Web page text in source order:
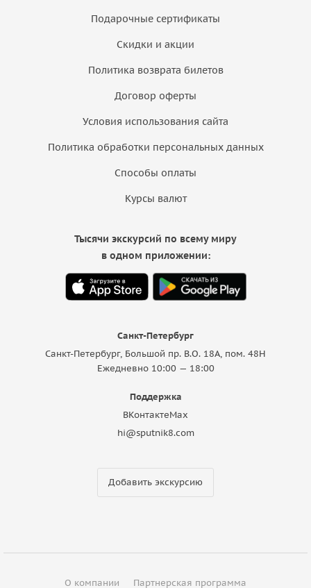
Подарочные сертификаты
Скидки и акции
Политика возврата билетов
Договор оферты
Условия использования сайта
Политика обработки персональных данных
Способы оплаты
Курсы валют
Санкт-Петербург
Санкт-Петербург, Большой пр. В.О. 18A, пом. 48Н
Ежедневно 10:00 — 18:00
Поддержка
ВКонтактеMax
hi@sputnik8.com
Добавить экскурсию
Тысячи экскурсий по всему миру
в одном приложении:
О компании Партнерская программа